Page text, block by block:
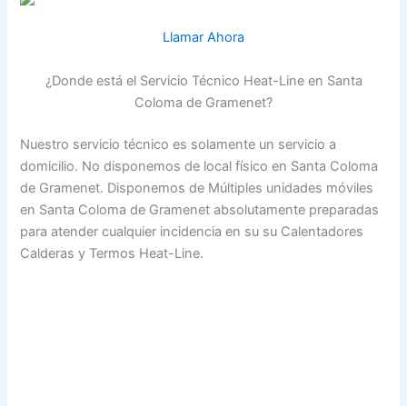
Llamar Ahora
¿Donde está el Servicio Técnico Heat-Line en Santa
Coloma de Gramenet?
Nuestro servicio técnico es solamente un servicio a
domicilio. No disponemos de local físico en Santa Coloma
de Gramenet. Disponemos de Múltiples unidades móviles
en Santa Coloma de Gramenet absolutamente preparadas
para atender cualquier incidencia en su su Calentadores
Calderas y Termos Heat-Line.